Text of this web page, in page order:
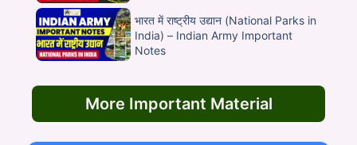
भारत में राष्ट्रीय उद्यान (National Parks in
India) – Indian Army Important
Notes
More Important Material